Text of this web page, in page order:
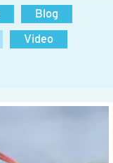
Blog
Video